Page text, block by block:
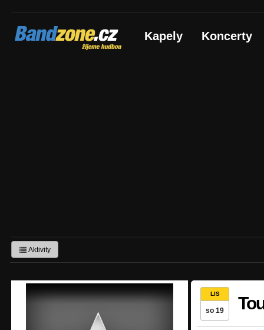
Bandzone.cz
žijeme hudbou Kapely Koncerty
Aktivity
LIS
so 19